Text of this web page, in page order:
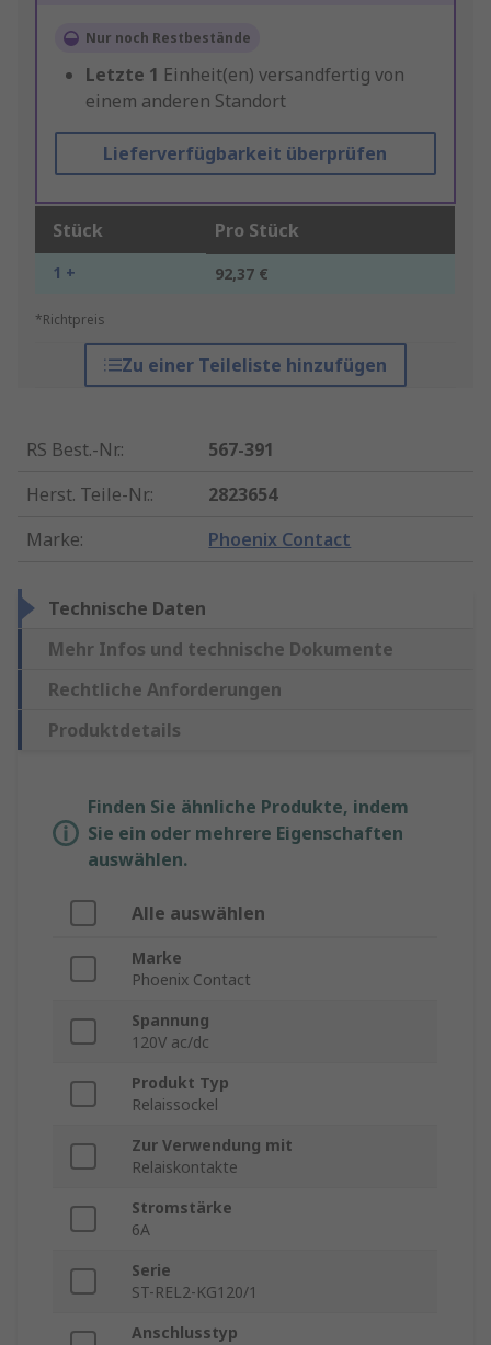
Nur noch Restbestände
Letzte 1 Einheit(en) versandfertig von
einem anderen Standort
Lieferverfügbarkeit überprüfen
Stück Pro Stück
1 + 92,37 €
*Richtpreis
Zu einer Teileliste hinzufügen
RS Best.-Nr.:
567-391
Herst. Teile-Nr.:
2823654
Marke: Phoenix Contact
Technische Daten
Mehr Infos und technische Dokumente
Rechtliche Anforderungen
Produktdetails
Finden Sie ähnliche Produkte, indem
Sie ein oder mehrere Eigenschaften
auswählen.
Alle auswählen
Marke
Phoenix Contact
Spannung
120V ac/dc
Produkt Typ
Relaissockel
Zur Verwendung mit
Relaiskontakte
Stromstärke
6A
Serie
ST-REL2-KG120/1
Anschlusstyp